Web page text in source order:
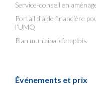
Service-conseil en
Portail d’aide financière
l’UMQ
Plan municipal d’emplois
Événements et prix